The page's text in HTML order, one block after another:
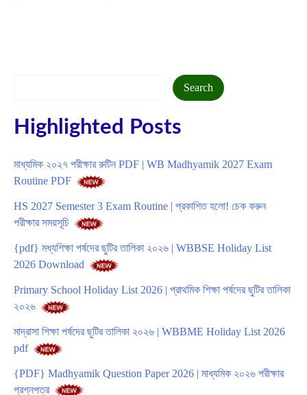
Search
Highlighted Posts
মাধ্যমিক ২০২৭ পরীক্ষার রুটিন PDF | WB Madhyamik 2027 Exam
Routine PDF
HS 2027 Semester 3 Exam Routine | প্রকাশিত হলো! চেক করুন
পরীক্ষার সময়সূচি
{pdf} মধ্যশিক্ষা পর্ষদের ছুটির তালিকা ২০২৬ | WBBSE Holiday List
2026 Download
Primary School Holiday List 2026 | প্রাথমিক শিক্ষা পর্ষদের ছুটির তালিকা
২০২৬
মাদ্রাসা শিক্ষা পর্ষদের ছুটির তালিকা ২০২৬ | WBBME Holiday List 2026
pdf
{PDF} Madhyamik Question Paper 2026 | মাধ্যমিক ২০২৬ পরীক্ষার
প্রশ্নপত্র